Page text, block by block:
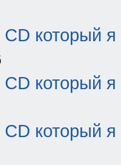
который я
который я
который я